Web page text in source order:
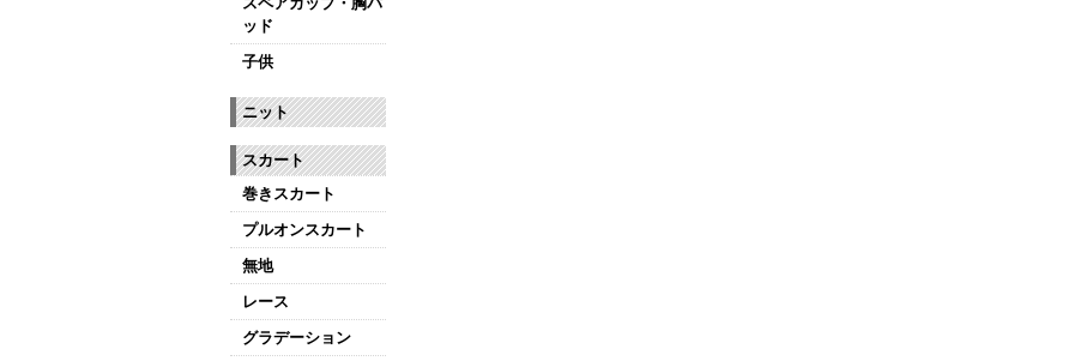
ッド
子供
ニット
スカート
巻きスカート
プルオンスカート
無地
レース
グラデーション